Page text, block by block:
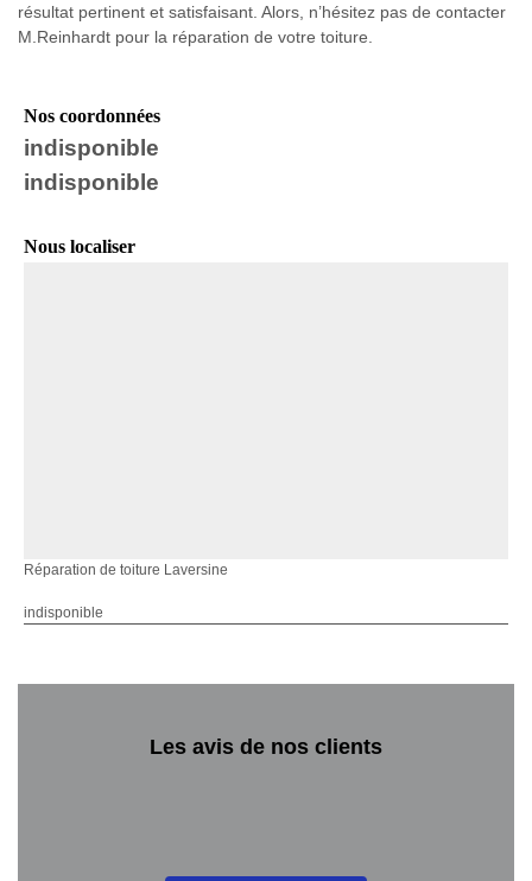
résultat pertinent et satisfaisant. Alors, n’hésitez pas de contacter
M.Reinhardt pour la réparation de votre toiture.
Nos coordonnées
indisponible
indisponible
Nous localiser
Réparation de toiture Laversine
indisponible
Les avis de nos clients